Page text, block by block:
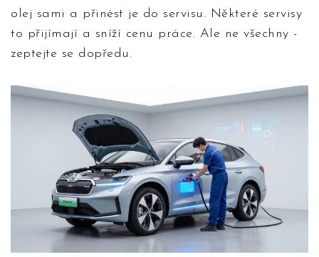
olej sami a přinést je do servisu. Některé servisy
to přijímají a sníží cenu práce. Ale ne všechny -
zeptejte se dopředu.